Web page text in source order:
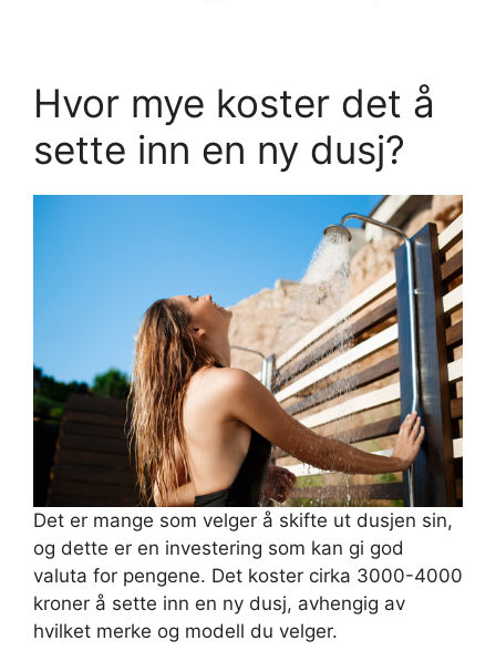
Hvor mye koster det å
sette inn en ny dusj?
Det er mange som velger å skifte ut dusjen sin,
og dette er en investering som kan gi god
valuta for pengene. Det koster cirka 3000-4000
kroner å sette inn en ny dusj, avhengig av
hvilket merke og modell du velger.